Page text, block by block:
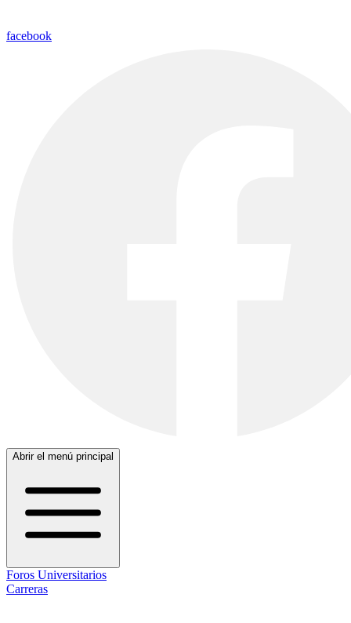
facebook
Abrir el menú principal
Foros Universitarios
Carreras